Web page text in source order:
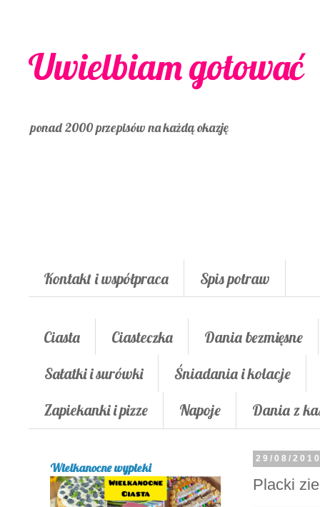
Uwielbiam gotować
ponad 2000 przepisów na każdą okazję
Kontakt i współpraca Spis potraw
Ciasta Ciasteczka
Dania bezmięsne
Sałatki i surówki
Śniadania i kolacje
Zapiekanki i pizze
Napoje Dania z
29/08/
Placki
Wielkanocne wypieki